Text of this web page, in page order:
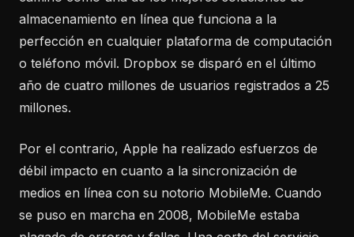
almacenamiento en línea que funciona a la
perfección en cualquier plataforma de computación
o teléfono móvil. Dropbox se disparó en el último
año de cuatro millones de usuarios registrados a 25
millones.
Por el contrario, Apple ha realizado esfuerzos de
débil impacto en cuanto a la sincronización de
medios en línea con su notorio MobileMe. Cuando
se puso en marcha en 2008, MobileMe estaba